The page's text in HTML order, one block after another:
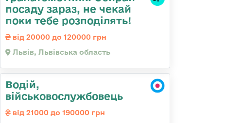
посаду зараз, не чекай
поки тебе розподілять!
від 20000 до 120000 грн
Львів, Львівська область
Водій,
військовослужбовець
від 21000 до 190000 грн